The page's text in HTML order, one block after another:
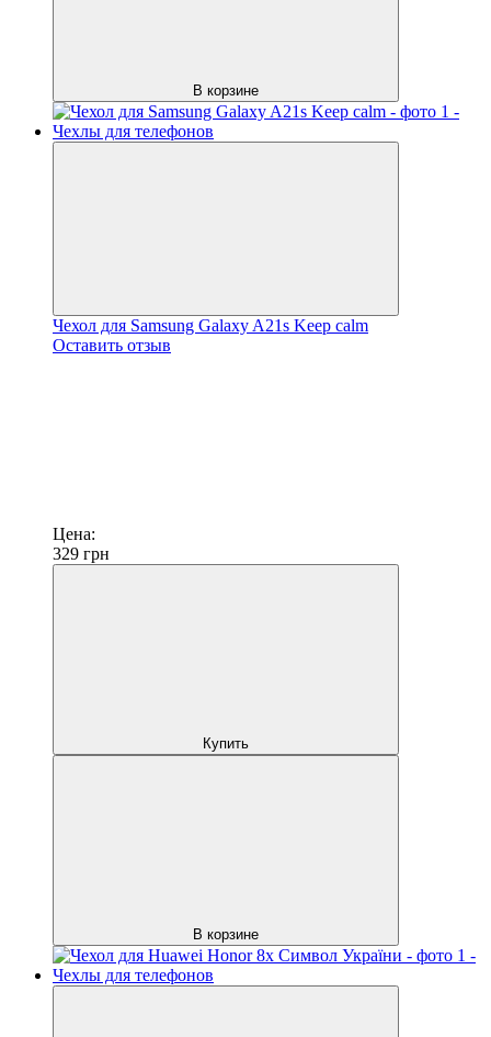
В корзине
Чехол для Samsung Galaxy A21s Keep calm
Оставить отзыв
Цена:
329 грн
Купить
В корзине